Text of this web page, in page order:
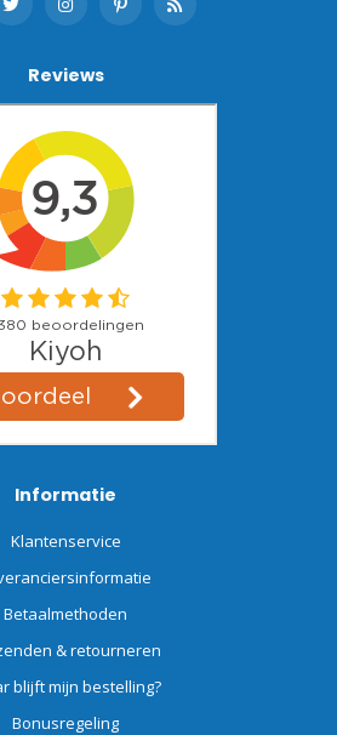
Reviews
Informatie
Klantenservice
Betaalmethoden
& retourneren
blijft mijn bestelling?
Bonusregeling